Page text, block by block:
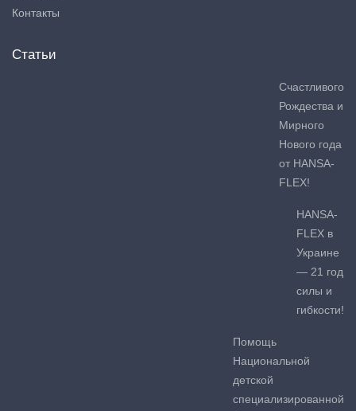
Контакты
Статьи
Счастливого
Рождества и
Мирного
Нового года
от HANSA-
FLEX!
HANSA-
FLEX в
Украине
— 21 год
силы и
гибкости!
Помощь
Национальной
детской
специализированной